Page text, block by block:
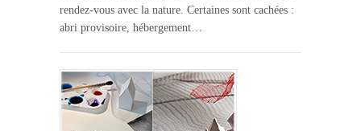
rendez-vous avec la nature. Certaines sont cachées :
abri provisoire, hébergement…